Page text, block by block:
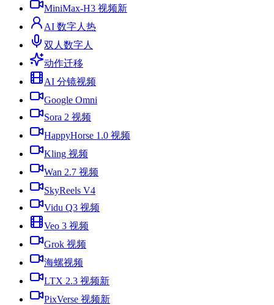
MiniMax-H3 视频新
AI 数字人 热
双人数字人
动作迁移
AI 分镜视频
Google Omni
Sora 2 视频
HappyHorse 1.0 视频
Kling 视频
Wan 2.7 视频
SkyReels V4
Vidu Q3 视频
Veo 3 视频
Grok 视频
海螺视频
LTX 2.3 视频新
PixVerse 视频新